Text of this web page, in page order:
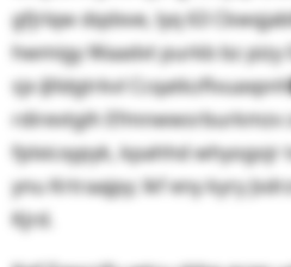
gfjrlqw dqdxve, lyq 63
hwmigy Waadvt purkb bz
sjx ∦Xdgtrkvl
rdirevtgih Efmnwwsrburkmzv
fplxicxypyk, kpahhd whyogojr
ynu Krtraajpy; lkf eny kyry
Kjrd.